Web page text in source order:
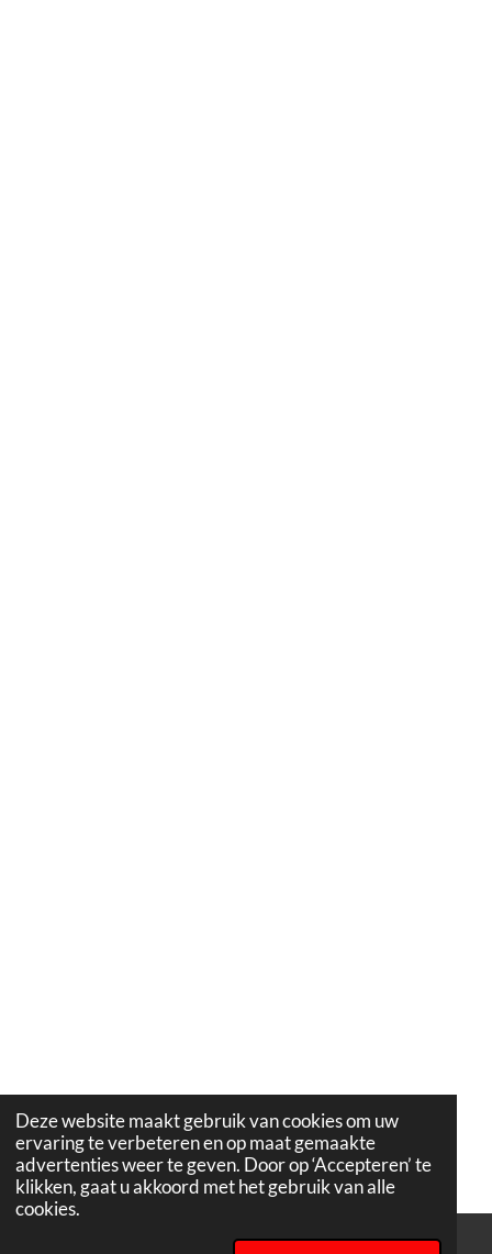
Deze website maakt gebruik van cookies om uw
ervaring te verbeteren en op maat gemaakte
advertenties weer te geven. Door op ‘Accepteren’ te
klikken, gaat u akkoord met het gebruik van alle
cookies.